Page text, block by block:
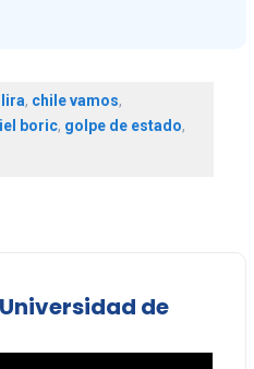
, chile vamos,
boric, golpe de estado,
de